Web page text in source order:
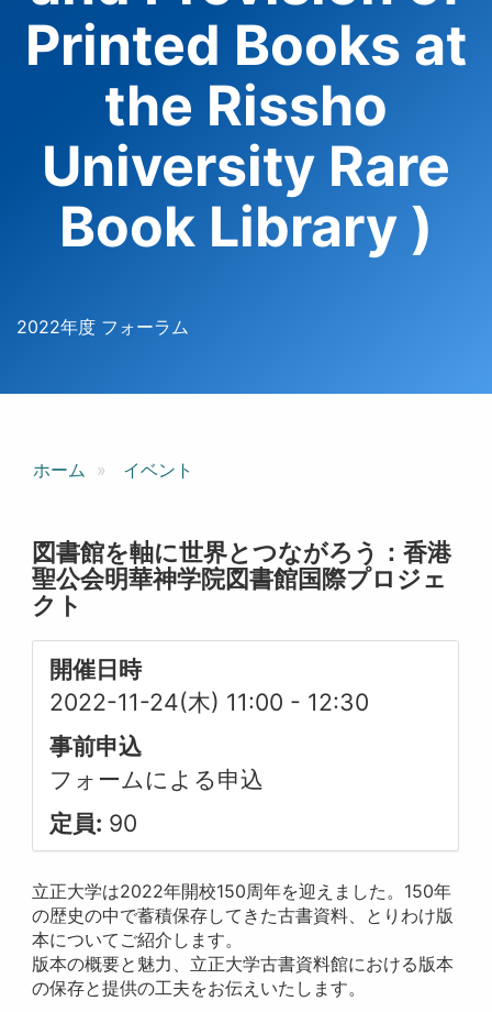
Printed Books at
the Rissho
University Rare
Book Library )
2022年度 フォーラム
ホーム イベント
図書館を軸に世界とつながろう：香港
聖公会明華神学院図書館国際プロジェ
クト
開催日時
2022-11-24(木) 11:00 - 12:30
事前申込
フォームによる申込
定員: 90
立正大学は2022年開校150周年を迎えました。150年
の歴史の中で蓄積保存してきた古書資料、とりわけ版
本についてご紹介します。
版本の概要と魅力、立正大学古書資料館における版本
の保存と提供の工夫をお伝えいたします。